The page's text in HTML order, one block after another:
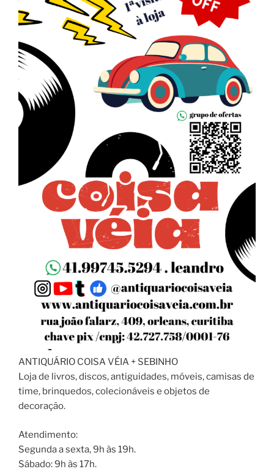
ANTIQUÁRIO COISA VÉIA + SEBINHO
Loja de livros, discos, antiguidades, móveis, camisas de
time, brinquedos, colecionáveis e objetos de
decoração.
Atendimento:
Segunda a sexta, 9h às 19h.
Sábado: 9h às 17h.